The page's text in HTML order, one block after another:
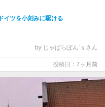
イツを小刻みに駆ける
by じゃばらぽん’ｓさん
投稿日：7ヶ月前